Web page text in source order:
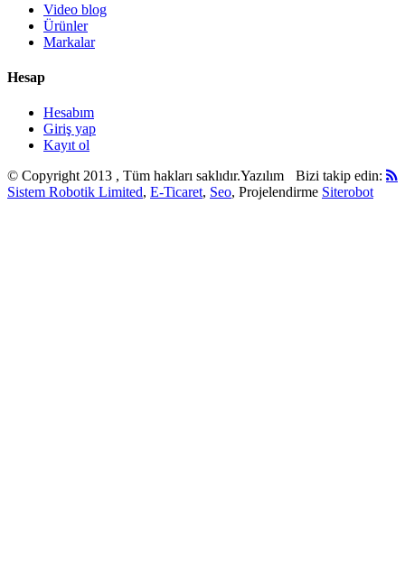
Video blog
Ürünler
Markalar
Hesap
Hesabım
Giriş yap
Kayıt ol
© Copyright 2013 , Tüm hakları saklıdır.
Bizi takip edin:
Yazılım
Sistem Robotik Limited, E-Ticaret, Seo, Projelendirme Siterobot